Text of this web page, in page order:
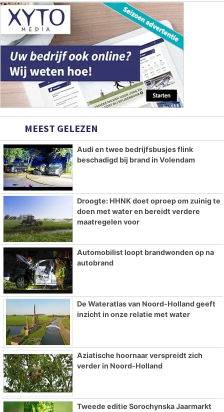
MEEST GELEZEN
Audi en twee bedrijfsbusjes flink
beschadigd bij brand in Volendam
Droogte: HHNK doet oproep om zuinig te
doen met water en bereidt verdere
maatregelen voor
Automobilist loopt brandwonden op na
autobrand
De Wateratlas van Noord-Holland geeft
inzicht in onze relatie met water
Aziatische hoornaar verspreidt zich
verder in Noord-Holland
Tweede editie Sorochynska Jaarmarkt